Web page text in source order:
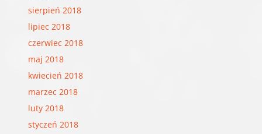
sierpień 2018
lipiec 2018
czerwiec 2018
maj 2018
kwiecień 2018
marzec 2018
luty 2018
styczeń 2018